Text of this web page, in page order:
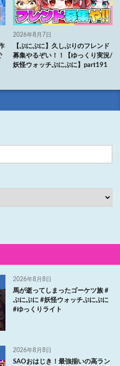
2026年8月7日
【ぷにぷに】久しぶりのフレンド
募集やるぞい！！【ゆっくり実況/
妖怪ウォッチぷにぷに】part191
2026年8月8日
馬が逝ってしまったゴーケツ族 #
ぷにぷに #妖怪ウォッチぷにぷに
#ゆっくりライト
2026年8月8日
SAOおはじき！最強揃いの高ラン